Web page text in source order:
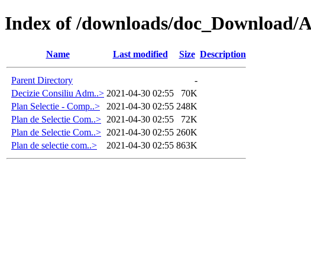
Index of /downloads/
Name Last modified Size Description
Parent Directory
-
Decizie Consiliu Adm..> 2021-04-30 02:55
70K
Plan Selectie - Comp..>
2021-04-30 02:55 248K
Plan de Selectie Com..> 2021-04-30 02:55
72K
Plan de Selectie Com..> 2021-04-30 02:55 260K
Plan de selectie com..>
2021-04-30 02:55 863K